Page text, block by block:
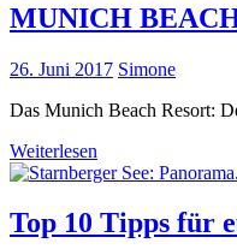
MUNICH
26. Juni 2017 Simone
Das Munich Beach Resort:
Weiterlesen
Top 10 Tipps für